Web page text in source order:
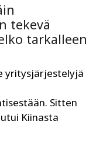
tekevä
tarkalleen
yritysjärjestelyjä
Sitten
Kiinasta